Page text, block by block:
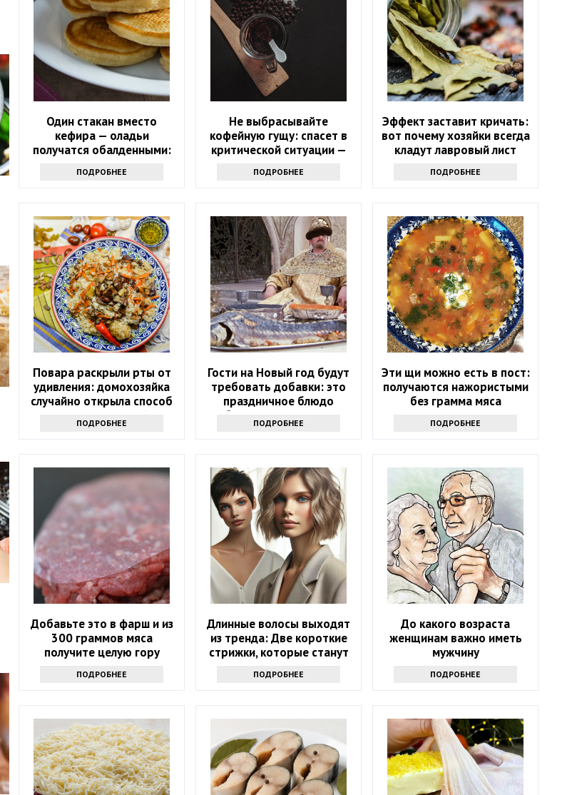
Один стакан вместо
кефира — оладьи
получатся обалденными:
пробовали
ПОДРОБНЕЕ
Не выбрасывайте
кофейную гущу: спасет в
критической ситуации —
лайфхак от опытных
хозяек
ПОДРОБНЕЕ
Эффект заставит кричать:
вот почему хозяйки всегда
кладут лавровый лист
ПОДРОБНЕЕ
Повара раскрыли рты от
удивления: домохозяйка
случайно открыла способ
сделать рассыпчатый плов
без усилий
ПОДРОБНЕЕ
Гости на Новый год будут
требовать добавки: это
праздничное блюдо
обожали русские цари
ПОДРОБНЕЕ
Эти щи можно есть в пост:
получаются нажористыми
без грамма мяса
ПОДРОБНЕЕ
Добавьте это в фарш и из
300 граммов мяса
получите целую гору
ПОДРОБНЕЕ
Длинные волосы выходят
из тренда: Две короткие
стрижки, которые станут
года
ПОДРОБНЕЕ
До какого возраста
женщинам важно иметь
мужчину
ПОДРОБНЕЕ